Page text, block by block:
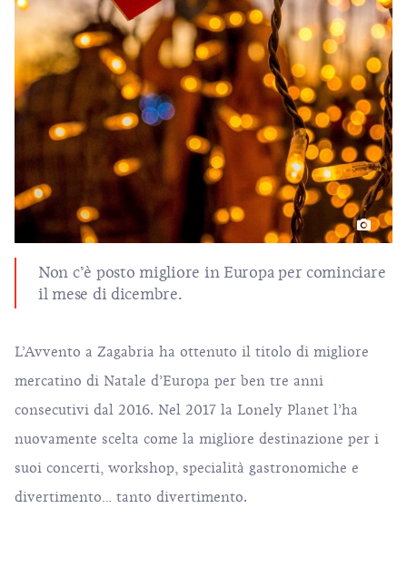
Non c’è posto migliore in Europa per cominciare
il mese di dicembre.
L’Avvento a Zagabria ha ottenuto il titolo di migliore
mercatino di Natale d’Europa per ben tre anni
consecutivi dal 2016. Nel 2017 la Lonely Planet l’ha
nuovamente scelta come la migliore destinazione per i
suoi concerti, workshop, specialità gastronomiche e
divertimento… tanto divertimento.